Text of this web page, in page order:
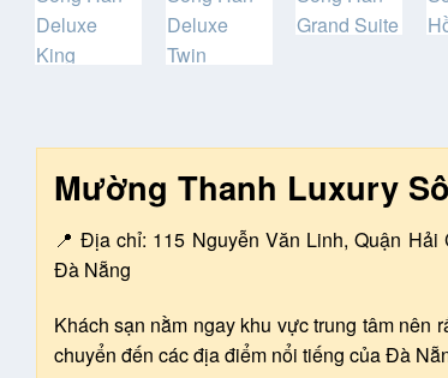
Mường Thanh Luxury
📍 Địa chỉ: 115 Nguyễn Văn Linh, Quận Hải
Đà Nẵng
Khách sạn nằm ngay khu vực trung tâm nên
chuyển đến các địa điểm nổi tiếng của Đà